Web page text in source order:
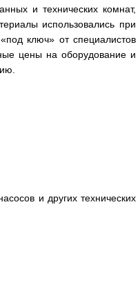
и технических комнат,
использовались при
ключ» от специалистов
цены на оборудование и
и других технических